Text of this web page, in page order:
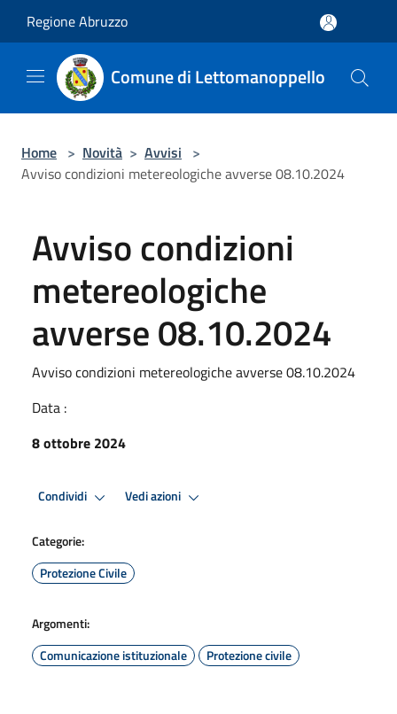
Regione Abruzzo
Comune di Lettomanoppello
Home > Novità > Avvisi >
Avviso condizioni metereologiche avverse 08.10.2024
Avviso condizioni
metereologiche
avverse 08.10.2024
Avviso condizioni metereologiche avverse 08.10.2024
Data :
8 ottobre 2024
Condividi Vedi azioni
Categorie:
Protezione Civile
Argomenti:
Comunicazione istituzionale
Protezione civile